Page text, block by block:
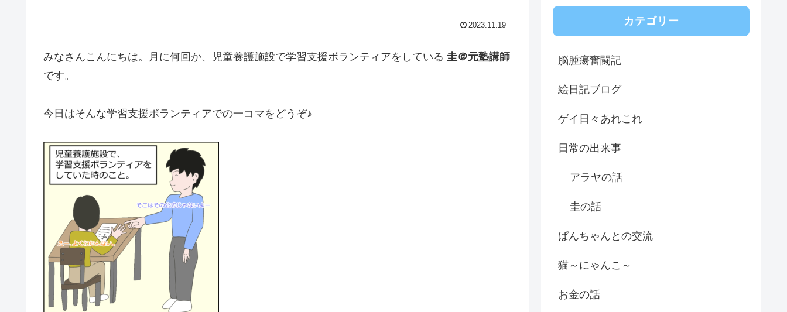
2023.11.19
みなさんこんにちは。月に何回か、児童養護施設で学習支援ボランティアをしている 圭＠元塾講師
です。
今日はそんな学習支援ボランティアでの一コマをどうぞ♪
カテゴリー
脳腫瘍奮闘記
絵日記ブログ
ゲイ日々あれこれ
日常の出来事
アラヤの話
圭の話
ぱんちゃんとの交流
猫～にゃんこ～
お金の話